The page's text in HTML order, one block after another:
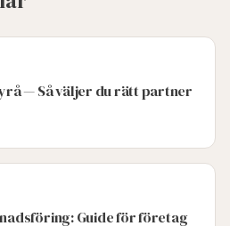
— Så väljer du rätt partner
Guide för företag